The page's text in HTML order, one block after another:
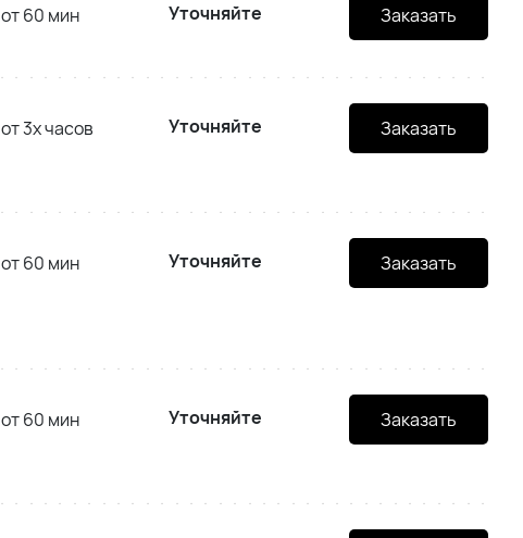
от 60 мин Уточняйте Заказать
от 3х часов Уточняйте Заказать
от 60 мин Уточняйте Заказать
от 60 мин Уточняйте Заказать